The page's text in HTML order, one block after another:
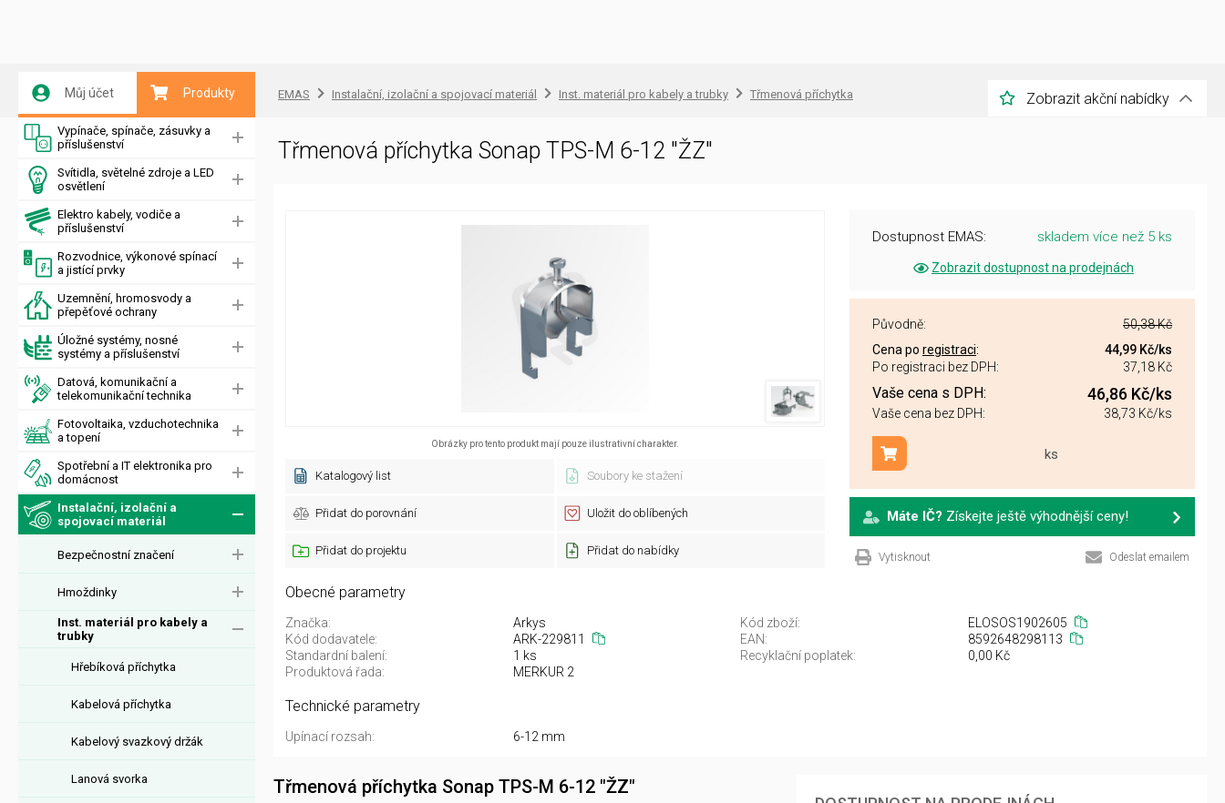
Můj účet Produkty
Vypínače, spínače, zásuvky a
příslušenství
Svítidla, světelné zdroje a LED
osvětlení
Elektro kabely, vodiče a
příslušenství
Rozvodnice, výkonové spínací
a jistící prvky
Uzemnění, hromosvody a
přepěťové ochrany
Úložné systémy, nosné
systémy a příslušenství
Datová, komunikační a
telekomunikační technika
Fotovoltaika, vzduchotechnika
a topení
Spotřební a IT elektronika pro
domácnost
Instalační, izolační a
spojovací materiál
Bezpečnostní značení
Hmoždinky
Inst. materiál pro kabely a
trubky
Hřebíková příchytka
Kabelová příchytka
Kabelový svazkový držák
Lanová svorka
EMAS Instalační, izolační a spojovací materiál Inst. materiál pro kabely a trubky Třmenová příchytka Zobrazit akční nabídky
Třmenová příchytka Sonap TPS-M 6-12 "ŽZ"
Obrázky pro tento produkt mají pouze ilustrativní charakter.
Katalogový list Soubory ke stažení
Přidat do porovnání Uložit do oblíbených
Přidat do projektu Přidat do nabídky
Dostupnost EMAS: skladem více než 5 ks
Zobrazit dostupnost na prodejnách
Původně:
50,38 Kč
Cena po registraci: 44,99 Kč/ks
Po registraci bez DPH:
37,18 Kč
Vaše cena s DPH: 46,86 Kč/ks
Vaše cena bez DPH: 38,73 Kč/ks
ks
Přidat do košíku
Máte IČ? Získejte ještě výhodnější ceny!
Vytisknout Odeslat emailem
Obecné parametry
Značka: Arkys Kód zboží:
ELOSOS1902605
Kód dodavatele:
ARK-229811 EAN:
8592648298113
Standardní balení:
1 ks Recyklační poplatek:
0,00 Kč
Produktová řada:
MERKUR 2
Technické parametry
Upínací rozsah: 6-12 mm
Třmenová příchytka Sonap TPS-M 6-12 "ŽZ"